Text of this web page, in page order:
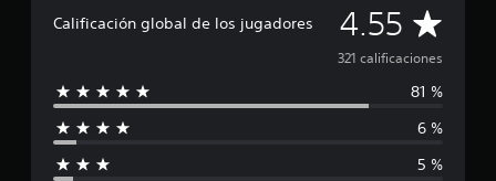
Calificación global de los jugadores 4.55 C
a
321 calificaciones
81 %
6 %
5 %